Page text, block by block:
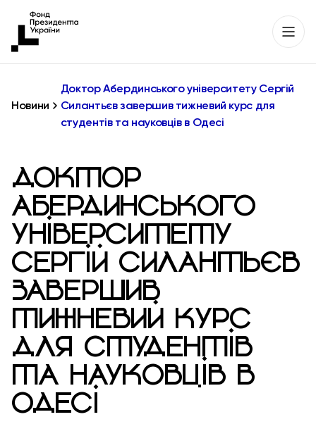
Новини
Доктор Абердинського університету Сергій
Силантьєв завершив тижневий курс для
студентів та науковців в Одесі
ДОКТОР
АБЕРДИНСЬКОГО
УНІВЕРСИТЕТУ
СЕРГІЙ СИЛАНТЬЄВ
ЗАВЕРШИВ
ТИЖНЕВИЙ КУРС
ДЛЯ СТУДЕНТІВ
ТА НАУКОВЦІВ В
ОДЕСІ